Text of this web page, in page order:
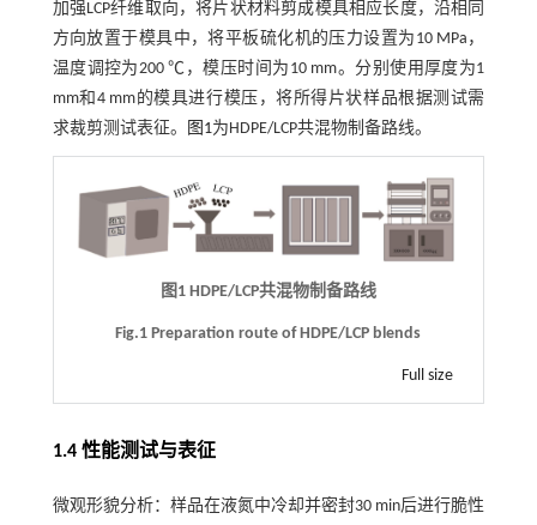
加强LCP纤维取向，将片状材料剪成模具相应长度，沿相同
方向放置于模具中，将平板硫化机的压力设置为10 MPa，
温度调控为200 ℃，模压时间为10 mm。分别使用厚度为1
mm和4 mm的模具进行模压，将所得片状样品根据测试需
求裁剪测试表征。
图1为HDPE/LCP共混物制备路线。
图1 HDPE/LCP共混物制备路线
Fig.1 Preparation route of HDPE/LCP blends
Full size
1.4 性能测试与表征
微观形貌分析：样品在液氮中冷却并密封30 min后进行脆性